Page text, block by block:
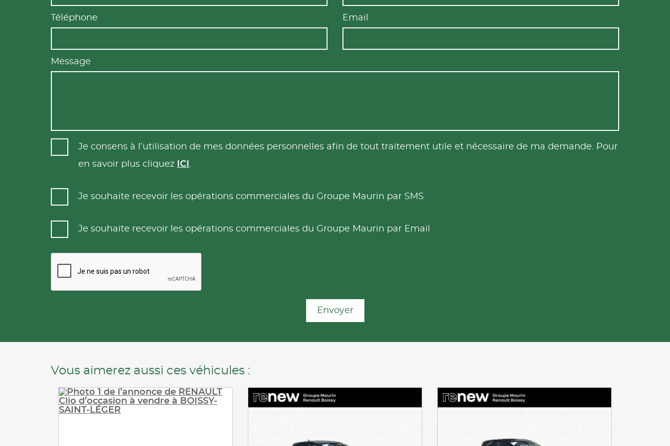
Téléphone Email
Message
Je consens à l’utilisation de mes données personnelles afin de tout traitement utile et nécessaire de ma demande. Pour
en savoir plus cliquez
ICI .
Je souhaite recevoir les opérations commerciales du Groupe Maurin par SMS
Je souhaite recevoir les opérations commerciales du Groupe Maurin par Email
Envoyer
Vous aimerez aussi ces véhicules :